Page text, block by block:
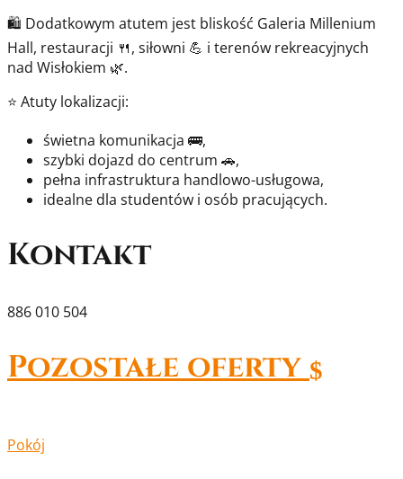
🛍️ Dodatkowym atutem jest bliskość Galeria Millenium
Hall, restauracji 🍴, siłowni 💪 i terenów rekreacyjnych
nad Wisłokiem 🌿.
⭐ Atuty lokalizacji:
świetna komunikacja 🚌,
szybki dojazd do centrum 🚗,
pełna infrastruktura handlowo-usługowa,
idealne dla studentów i osób pracujących.
Kontakt
886 010 504
Pozostałe oferty$
Pokój